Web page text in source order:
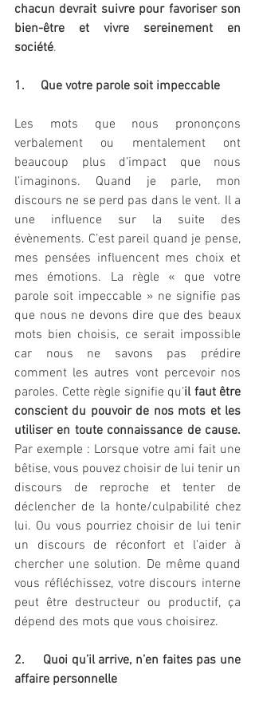
chacun devrait suivre pour favoriser son
bien-être et vivre sereinement en
société.
1.     Que votre parole soit impeccable
Les mots que nous prononçons
verbalement ou mentalement ont
beaucoup plus d’impact que nous
l’imaginons. Quand je parle, mon
discours ne se perd pas dans le vent. Il a
une influence sur la suite des
évènements. C’est pareil quand je pense,
mes pensées influencent mes choix et
mes émotions. La règle « que votre
parole soit impeccable » ne signifie pas
que nous ne devons dire que des beaux
mots bien choisis, ce serait impossible
car nous ne savons pas prédire
comment les autres vont percevoir nos
paroles. Cette règle signifie qu’il faut être
conscient du pouvoir de nos mots et les
utiliser en toute connaissance de cause.
Par exemple : Lorsque votre ami fait une
bêtise, vous pouvez choisir de lui tenir un
discours de reproche et tenter de
déclencher de la honte/culpabilité chez
lui. Ou vous pourriez choisir de lui tenir
un discours de réconfort et l’aider à
chercher une solution. De même quand
vous réfléchissez, votre discours interne
peut être destructeur ou productif, ça
dépend des mots que vous choisirez.
2.     Quoi qu’il arrive, n’en faites pas une
affaire personnelle